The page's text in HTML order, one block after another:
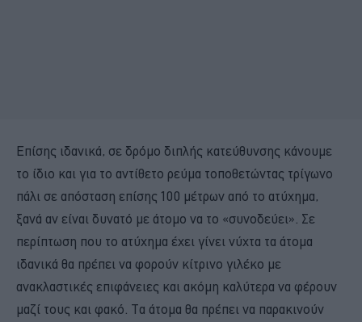
Επίσης ιδανικά, σε δρόμο διπλής κατεύθυνσης κάνουμε
το ίδιο και για το αντίθετο ρεύμα τοποθετώντας τρίγωνο
πάλι σε απόσταση επίσης 100 μέτρων από το ατύχημα,
ξανά αν είναι δυνατό με άτομο να το «συνοδεύει». Σε
περίπτωση που το ατύχημα έχει γίνει νύχτα τα άτομα
ιδανικά θα πρέπει να φορούν κίτρινο γιλέκο με
ανακλαστικές επιφάνειες και ακόμη καλύτερα να φέρουν
μαζί τους και φακό. Τα άτομα θα πρέπει να παρακινούν